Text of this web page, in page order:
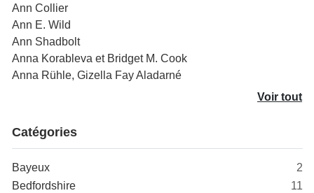
Ann Collier
Ann E. Wild
Ann Shadbolt
Anna Korableva et Bridget M. Cook
Anna Rühle, Gizella Fay Aladarné
Voir tout
Catégories
Bayeux
2
Bedfordshire
11